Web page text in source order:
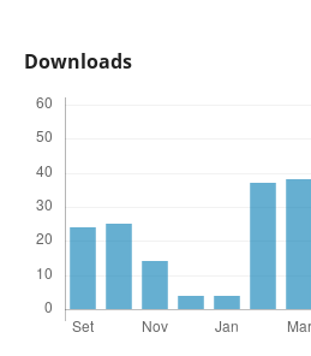
Downloads